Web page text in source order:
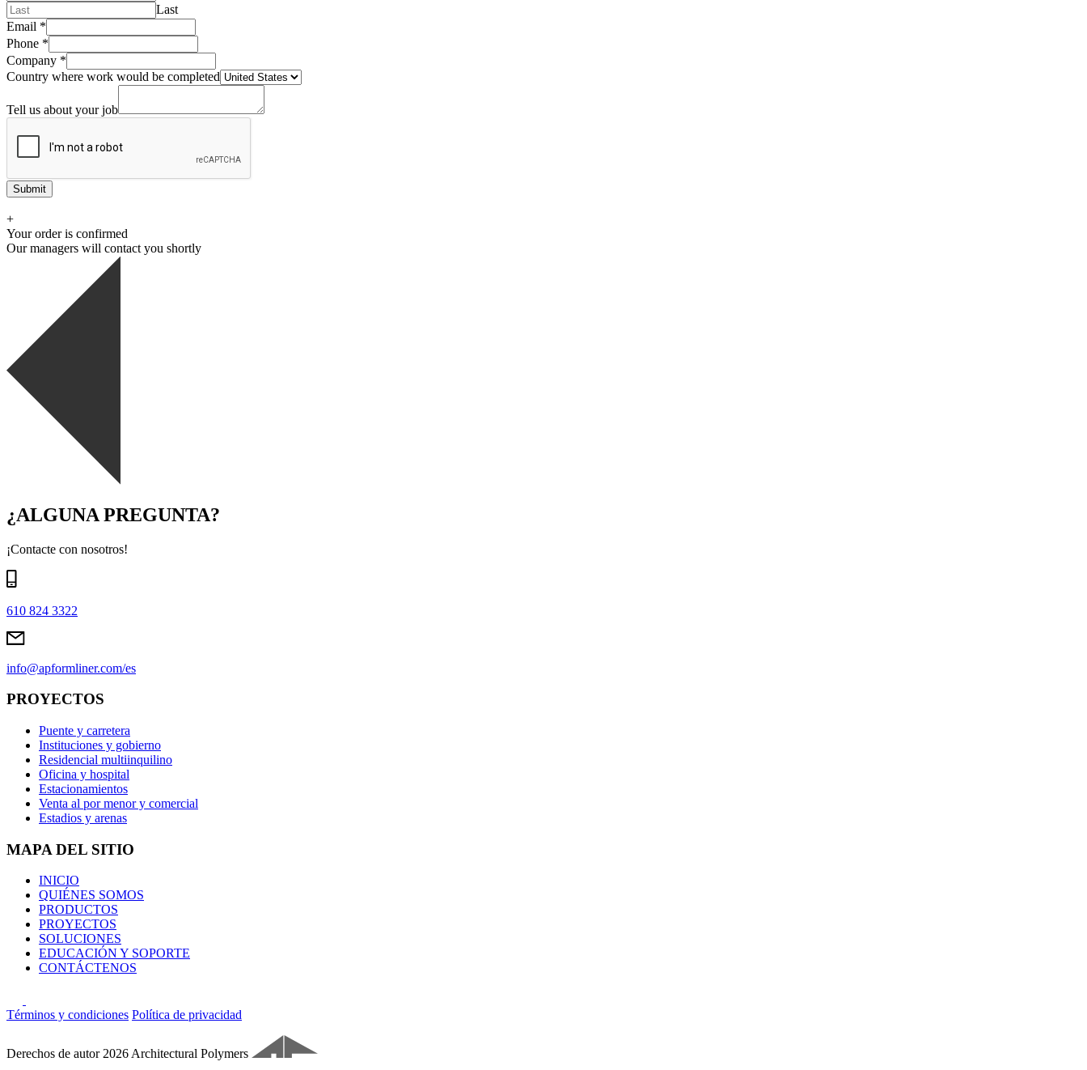
Last
Email *
Phone *
Company *
Country where work would be completed
Tell us about your job
Submit
+
Your order is confirmed
Our managers will contact you shortly
¿ALGUNA PREGUNTA?
¡Contacte con nosotros!
610 824 3322
info@apformliner.com/es
PROYECTOS
Puente y carretera
Instituciones y gobierno
Residencial multiinquilino
Oficina y hospital
Estacionamientos
Venta al por menor y comercial
Estadios y arenas
MAPA DEL SITIO
INICIO
QUIÉNES SOMOS
PRODUCTOS
PROYECTOS
SOLUCIONES
EDUCACIÓN Y SOPORTE
CONTÁCTENOS
Términos y condiciones Política de privacidad
Derechos de autor 2026 Architectural Polymers